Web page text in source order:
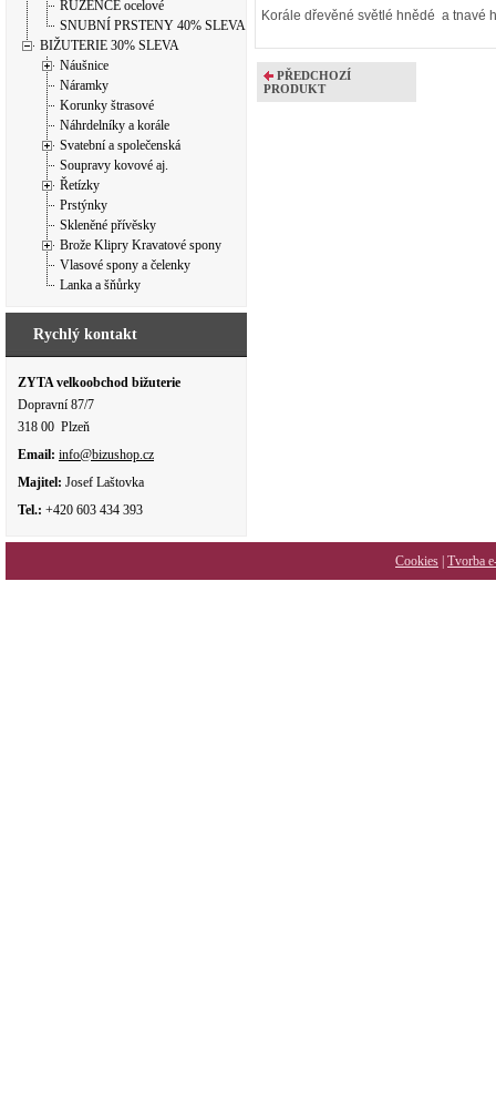
RŮŽENCE ocelové
SNUBNÍ PRSTENY 40% SLEVA
BIŽUTERIE 30% SLEVA
Náušnice
Náramky
Korunky štrasové
Náhrdelníky a korále
Svatební a společenská
Soupravy kovové aj.
Řetízky
Prstýnky
Skleněné přívěsky
Brože Klipry Kravatové spony
Vlasové spony a čelenky
Lanka a šňůrky
Rychlý kontakt
ZYTA velkoobchod bižuterie
Dopravní 87/7
318 00 Plzeň
Email: info@bizushop.cz
Majitel: Josef Laštovka
Tel.: +420 603 434 393
Korále dřevěné světlé hnědé a tnavé
PŘEDCHOZÍ
PRODUKT
Cookies Tvorba